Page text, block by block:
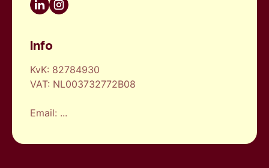
LinkedinInstagram
Info
KvK: 82784930
VAT: NL003732772B08
Email: ...